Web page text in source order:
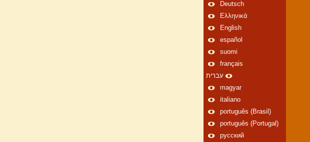
Deutsch
Ελληνικά
English
español
suomi
français
עברית
magyar
italiano
português (Brasil)
português (Portugal)
русский